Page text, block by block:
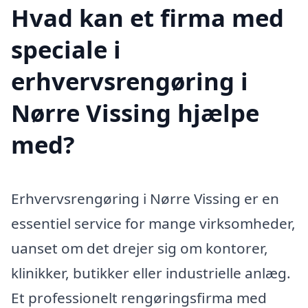
Hvad kan et firma med
speciale i
erhvervsrengøring i
Nørre Vissing hjælpe
med?
Erhvervsrengøring i Nørre Vissing er en
essentiel service for mange virksomheder,
uanset om det drejer sig om kontorer,
klinikker, butikker eller industrielle anlæg.
Et professionelt rengøringsfirma med